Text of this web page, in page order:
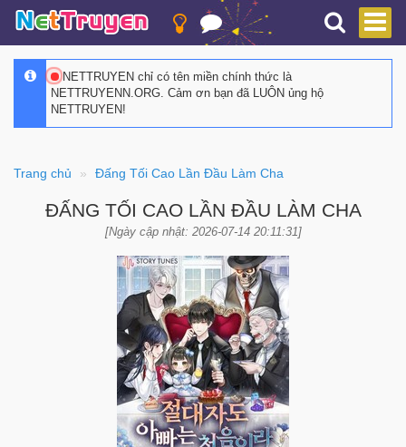
NETTRUYEN chỉ có tên miền chính thức là
NETTRUYENN.ORG. Cảm ơn bạn đã LUÔN ủng hộ
NETTRUYEN!
Trang chủ Đấng Tối Cao Lần Đầu Làm Cha
ĐẤNG TỐI CAO LẦN ĐẦU LÀM CHA
[Ngày cập nhật: 2026-07-14 20:11:31]